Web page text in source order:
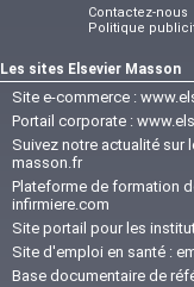
Contactez-nous
Politique
Les sites Elsevier Masson
Site e-commerce :
Portail corporate :
Suivez notre actualité sur
masson.fr
Plateforme de formation
infirmiere.com
Site portail pour les
Site d'emploi en santé :
Base documentaire de